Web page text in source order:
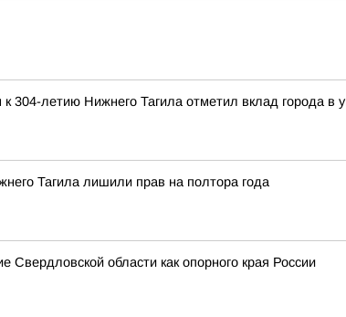
летию Нижнего Тагила отметил вклад города в
Тагила лишили прав на полтора года
области как опорного края России